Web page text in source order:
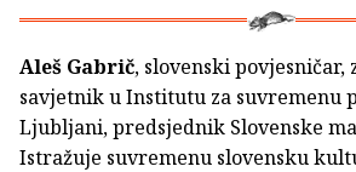
Aleš Gabrič, slovenski povjesničar,
savjetnik u Institutu za suvremenu
Ljubljani, predsjednik Slovenske
Istražuje suvremenu slovensku